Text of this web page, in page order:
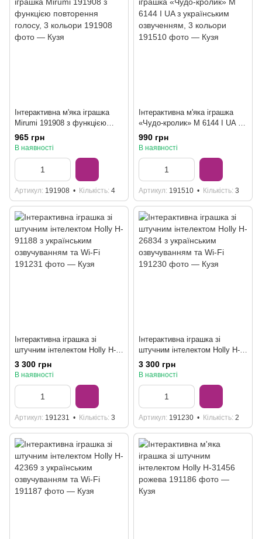
Інтерактивна м'яка іграшка
Mirumi 191908 з функцією
повторення голосу, 3 кольори
965 грн
В наявності
Артикул 191908 Кількість 4
Інтерактивна м'яка іграшка
«Чудо-кролик» M 6144 I UA з
українським озвученням, 3
кольори
990 грн
В наявності
Артикул 191510 Кількість 3
Інтерактивна іграшка зі
штучним інтелектом Holly H-
91188 з українським
озвучуванням та Wi-Fi
3 300 грн
В наявності
Артикул 191231 Кількість 3
Інтерактивна іграшка зі
штучним інтелектом Holly H-
26834 з українським
озвучуванням та Wi-Fi
3 300 грн
В наявності
Артикул 191230 Кількість 2